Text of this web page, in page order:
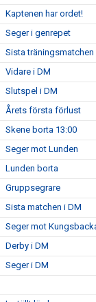
Kaptenen har ordet!
Seger i genrepet
Sista träningsmatchen
Vidare i DM
Slutspel i DM
Årets första förlust
Skene borta 13:00
Seger mot Lunden
Lunden borta
Gruppsegrare
Sista matchen i DM
Seger mot
Derby i DM
Seger i DM